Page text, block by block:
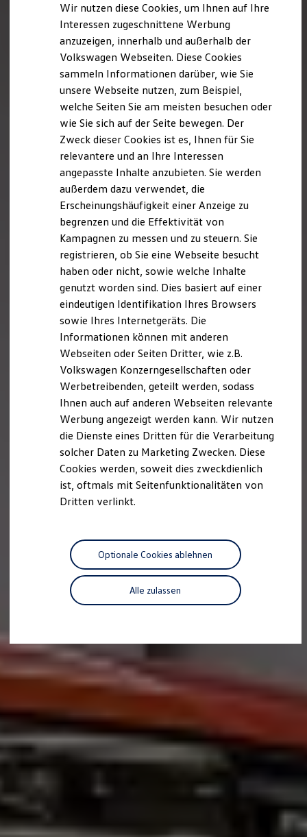
Laden unterwegs
Laden Zuhause
Ladestationen finden
Ladezeitensimulator
Batterie
Sicherheit
Nachhaltigkeit
Technologie
Kosten und Kauf
Kaufoptionen
E-Auto-Förderung
Software und Konnektivität
Die ID. Software 6
ID. Software Versionen und Updates
Digitale Extras
Schnittstellen zu Ihrem ID.
Hybridautos
Marke und Erlebnis
Volkswagen R und R Experience
R-Modelle
R Experience
Driving Experience
Volkswagen entdecken
Werkbesichtigung
Lifestyle Shop
T-Roc Kollektion
Golf Kollektion
ID. Kollektion
Volkswagen Kollektion
R-Kollektion
GTI Kollektion
Fußball Drop
we drive football
#wedriveproud
Besitzer und Service
Software Updates
Service und Ersatzteile
Motorenöl und Flüssigkeiten
Räder und Reifen
Pannen- und Unfallhilfe
Economy Service
Volkswagen Teile
Zubehör
Entertainment und Elektronik
Individualisieren
Wallbox und Ladekabel
Digitale Extras
Dienste für Ihr Modell finden
Handy und Fahrzeug verbinden
Updates für Software, Karten und Radio
Über Ihr Auto
Vorgängermodelle
Volkswagen Kundenbetreuung
Warn- und Kontrollleuchten
Wir nutzen diese Cookies, um Ihnen auf Ihre
Interessen zugeschnittene Werbung
anzuzeigen, innerhalb und außerhalb der
Volkswagen Webseiten. Diese Cookies
sammeln Informationen darüber, wie Sie
unsere Webseite nutzen, zum Beispiel,
welche Seiten Sie am meisten besuchen oder
wie Sie sich auf der Seite bewegen. Der
Zweck dieser Cookies ist es, Ihnen für Sie
relevantere und an Ihre Interessen
angepasste Inhalte anzubieten. Sie werden
außerdem dazu verwendet, die
Erscheinungshäufigkeit einer Anzeige zu
begrenzen und die Effektivität von
Kampagnen zu messen und zu steuern. Sie
registrieren, ob Sie eine Webseite besucht
haben oder nicht, sowie welche Inhalte
genutzt worden sind. Dies basiert auf einer
eindeutigen Identifikation Ihres Browsers
sowie Ihres Internetgeräts. Die
Informationen können mit anderen
Webseiten oder Seiten Dritter, wie z.B.
Volkswagen Konzerngesellschaften oder
Werbetreibenden, geteilt werden, sodass
Ihnen auch auf anderen Webseiten relevante
Werbung angezeigt werden kann. Wir nutzen
die Dienste eines Dritten für die Verarbeitung
solcher Daten zu Marketing Zwecken. Diese
Cookies werden, soweit dies zweckdienlich
ist, oftmals mit Seitenfunktionalitäten von
Dritten verlinkt.
Alle zulassen
Optionale Cookies ablehnen